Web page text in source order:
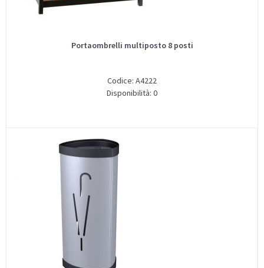
Portaombrelli multiposto 8 posti
Codice: A4222
Disponibilità: 0